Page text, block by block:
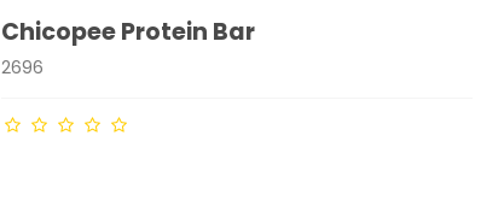
Chicopee Protein Bar
2696